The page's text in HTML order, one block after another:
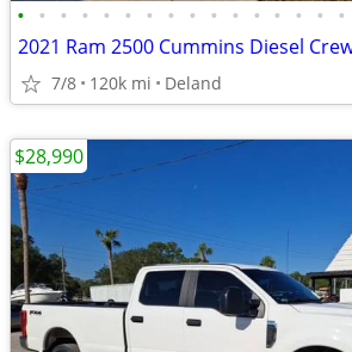
• • • • • • • • • • • • • • • •
7/8 120k mi Deland
$28,990